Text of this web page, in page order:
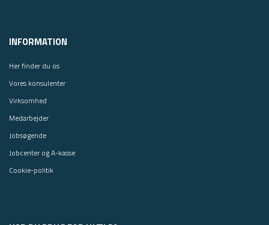
INFORMATION
Her finder du os
Vores konsulenter
Virksomhed
Medarbejder
Jobsøgende
Jobcenter og A-kasse
Cookie-politik